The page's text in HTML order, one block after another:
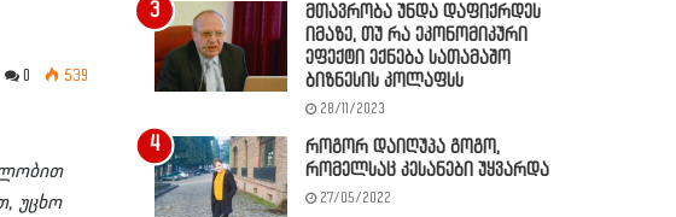
0 539
უცხო
მთავრობა უნდა დაფიქრდეს
იმაზე, თუ რა ეკონომიკური
ეფექტი ექნება სათამაშო
ბიზნესის კოლაფსს
28/11/2023
როგორ დაიღუპა გოგო,
რომელსაც კესანები უყვარდა
27/05/2022